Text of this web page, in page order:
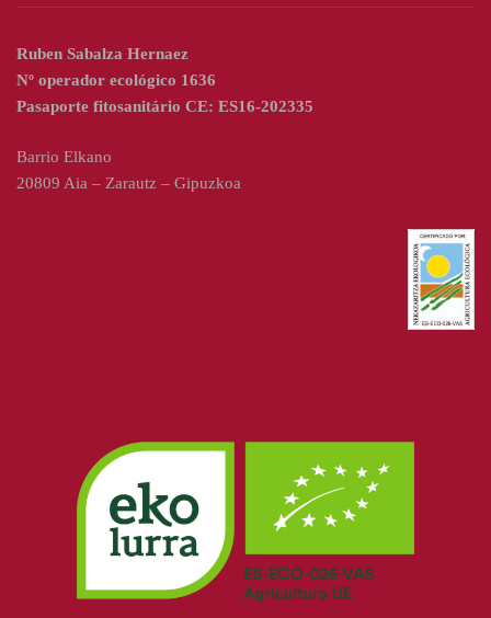
Ruben Sabalza Hernaez
Nº operador ecológico 1636
Pasaporte fitosanitário CE: ES16-202335
Barrio Elkano
20809 Aia – Zarautz – Gipuzkoa